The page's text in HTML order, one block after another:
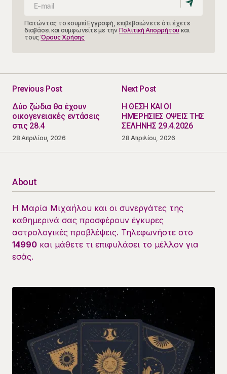
Πατώντας το κουμπί Εγγραφή, επιβεβαιώνετε ότι έχετε
διαβάσει και συμφωνείτε με την Πολιτική Απορρήτου και
τους Όρους Χρήσης
Previous Post
Δύο ζώδια θα έχουν
οικογενειακές εντάσεις
στις 28.4
28 Απριλίου, 2026
Next Post
Η ΘΕΣΗ ΚΑΙ ΟΙ
ΗΜΕΡΗΣΙΕΣ ΟΨΕΙΣ ΤΗΣ
ΣΕΛΗΝΗΣ 29.4.2026
28 Απριλίου, 2026
About
Η Μαρία Μιχαήλου και οι συνεργάτες της
καθημερινά σας προσφέρουν έγκυρες
αστρολογικές προβλέψεις. Τηλεφωνήστε στο
14990 και μάθετε τι επιφυλάσει το μέλλον για
εσάς.